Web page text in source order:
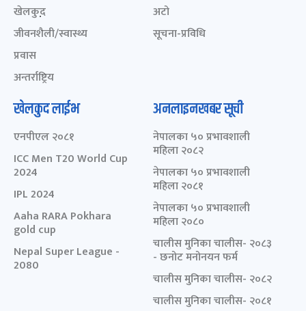
खेलकुद़़
जीवनशैली/स्वास्थ्य
प्रवास
अन्तर्राष्ट्रिय
अटो
सूचना-प्रविधि
खेलकुद लाईभ
एनपीएल २०८१
ICC Men T20 World Cup
2024
IPL 2024
Aaha RARA Pokhara
gold cup
Nepal Super League -
2080
अनलाइनखबर सूची
नेपालका ५० प्रभावशाली
महिला २०८२
नेपालका ५० प्रभावशाली
महिला २०८१
नेपालका ५० प्रभावशाली
महिला २०८०
चालीस मुनिका चालीस- २०८३
- छनोट मनोनयन फर्म
चालीस मुनिका चालीस- २०८२
चालीस मुनिका चालीस- २०८१